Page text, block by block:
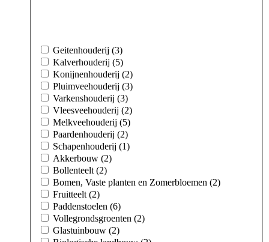
Geitenhouderij (3)
Kalverhouderij (5)
Konijnenhouderij (2)
Pluimveehouderij (3)
Varkenshouderij (3)
Vleesveehouderij (2)
Melkveehouderij (5)
Paardenhouderij (2)
Schapenhouderij (1)
Akkerbouw (2)
Bollenteelt (2)
Bomen, Vaste planten en Zomerbloemen (2)
Fruitteelt (2)
Paddenstoelen (6)
Vollegrondsgroenten (2)
Glastuinbouw (2)